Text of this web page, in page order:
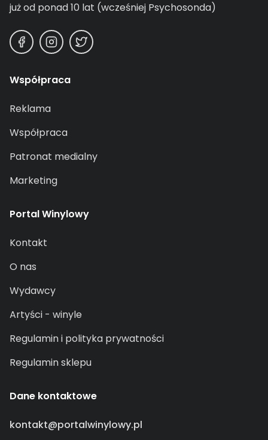
już od ponad 10 lat (wcześniej Psychosonda)
Współpraca
Reklama
Współpraca
Patronat medialny
Marketing
Portal Winylowy
Kontakt
O nas
Wydawcy
Artyści - winyle
Regulamin i polityka prywatności
Regulamin sklepu
Dane kontaktowe
kontakt@portalwinylowy.pl